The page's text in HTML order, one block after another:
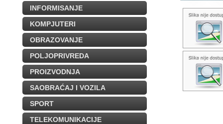
INFORMISANJE
KOMPJUTERI
OBRAZOVANJE
POLJOPRIVREDA
PROIZVODNJA
SAOBRAĆAJ I VOZILA
SPORT
TELEKOMUNIKACIJE